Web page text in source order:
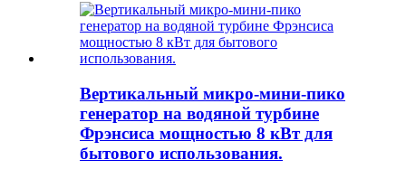
Вертикальный микро-мини-пико
генератор на водяной турбине
Фрэнсиса мощностью 8 кВт для
бытового использования.